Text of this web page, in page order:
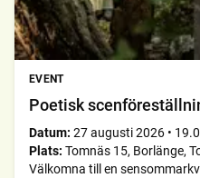
EVENT
Poetisk
Datum: 27 augusti 2026 •
Plats: Tomnäs 15, Borlänge,
Välkomna till en